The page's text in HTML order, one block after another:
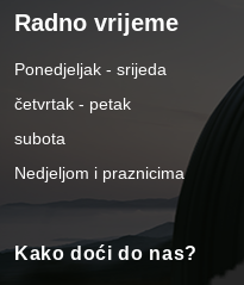
Radno vrijeme
Ponedjeljak - srijeda
četvrtak - petak
subota
Nedjeljom i praznicima
Kako doći do nas?